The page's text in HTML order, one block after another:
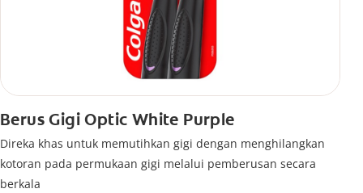
Berus Gigi Optic White Purple
Direka khas untuk memutihkan gigi dengan menghilangkan
kotoran pada permukaan gigi melalui pemberusan secara
berkala